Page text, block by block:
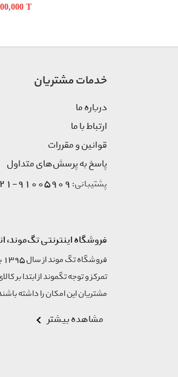
T
خدمات مشتریان
درباره ما
ارتباط با ما
قوانین و مقررات
پاسخ به پرسش‌های متداول
پشتیبانی: 91005909-021
فروشگاه اینترنتی تگ‌موند،
تمرکز و توجه تگموند از ابتدا بر
مشتریان این امکان را داشته
مشاهده بیشتر